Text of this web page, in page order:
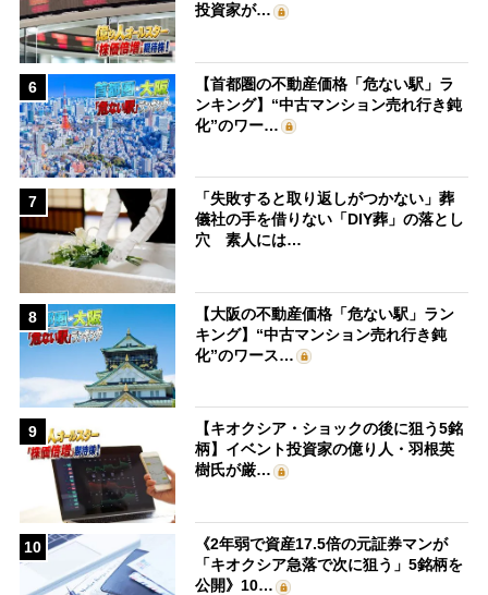
投資家が…
6
【首都圏の不動産価格「危ない駅」ラ
ンキング】“中古マンション売れ行き鈍
化”のワー…
7
「失敗すると取り返しがつかない」葬
儀社の手を借りない「DIY葬」の落とし
穴 素人には…
8
【大阪の不動産価格「危ない駅」ラン
キング】“中古マンション売れ行き鈍
化”のワース…
9
【キオクシア・ショックの後に狙う5銘
柄】イベント投資家の億り人・羽根英
樹氏が厳…
10
《2年弱で資産17.5倍の元証券マンが
「キオクシア急落で次に狙う」5銘柄を
公開》10…